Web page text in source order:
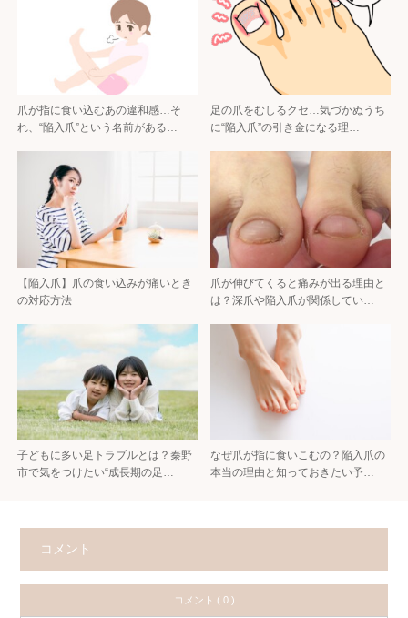
爪が指に食い込むあの違和感…そ
れ、“陥入爪”という名前がある…
足の爪をむしるクセ…気づかぬうち
に“陥入爪”の引き金になる理…
【陥入爪】爪の食い込みが痛いとき
の対応方法
爪が伸びてくると痛みが出る理由と
は？深爪や陥入爪が関係してい…
子どもに多い足トラブルとは？秦野
市で気をつけたい“成長期の足…
なぜ爪が指に食いこむの？陥入爪の
本当の理由と知っておきたい予…
コメント
コメント ( 0 )